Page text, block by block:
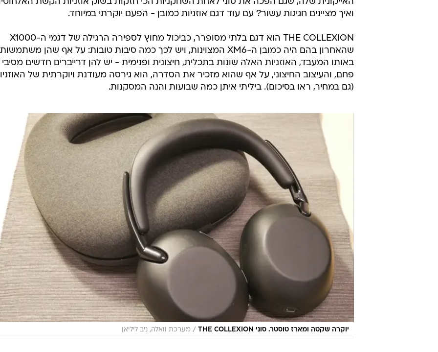
THE COLLEXION
/ מערכת וואלה, ניב ליליאן
ואיך מציינים חגיגות עשור? עם עוד דגם אוזניות כמובן - הפעם יוקרתי במיוחד.
THE COLLEXION הוא דגם בלתי מסופרר, כביכול מחוץ לספירה הרגילה של דגמי ה-X1000
שהאחרון בהם היה כמובן ה-XM6 המצוינות, ויש לכך כמה סיבות טובות: על אף שהן משתמשות
באותו המעבד, האוזניות האלה שונות בתכלית, חיצונית ופנימית - יש להן דרייברים חדשים מסיבי
פחם, והעיצוב החיצוני, על אף שהוא מזכיר את הסדרה, הוא גירסה מעודנת ויוקרתית של
(גם במחיר, ראו בסיכום). ביליתי איתן כמה שבועות והנה המסקנות.